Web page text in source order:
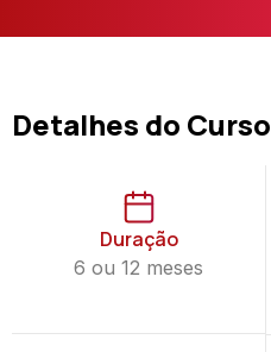
Detalhes do Curso
Duração
6 ou 12 meses